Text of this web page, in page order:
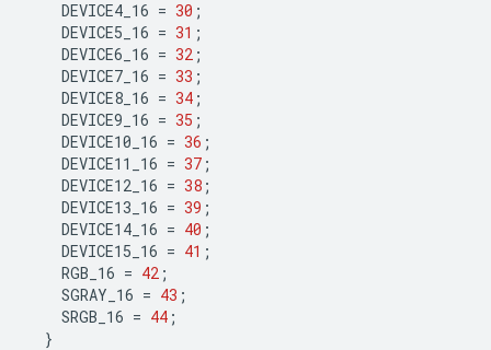
DEVICE4_16 = 30 ;
DEVICE5_16 = 31 ;
DEVICE6_16 = 32 ;
DEVICE7_16 = 33 ;
DEVICE8_16 = 34 ;
DEVICE9_16 = 35 ;
DEVICE10_16 = 36 ;
DEVICE11_16 = 37 ;
DEVICE12_16 = 38 ;
DEVICE13_16 = 39 ;
DEVICE14_16 = 40 ;
DEVICE15_16 = 41 ;
RGB_16 = 42 ;
SGRAY_16 = 43 ;
SRGB_16 = 44 ;
}